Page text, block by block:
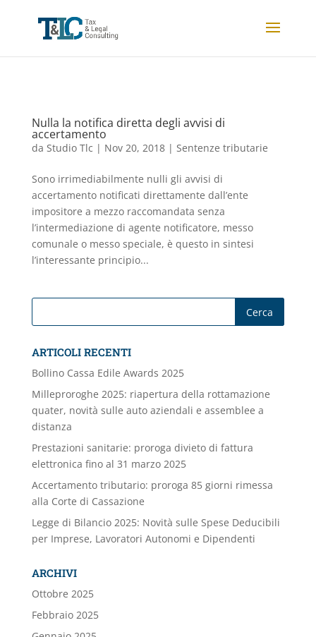
Nulla la notifica diretta degli avvisi di
accertamento
da Studio Tlc | Nov 20, 2018| Sentenze tributarie
Sono irrimediabilmente nulli gli avvisi di
accertamento notificati direttamente dall’ente
impositore a mezzo raccomandata senza
l’intermediazione di agente notificatore, messo
comunale o messo speciale, è questo in sintesi
l’interessante principio...
ARTICOLI RECENTI
Bollino Cassa Edile Awards 2025
Milleproroghe 2025: riapertura della rottamazione
quater, novità sulle auto aziendali e assemblee a
distanza
Prestazioni sanitarie: proroga divieto di fattura
elettronica fino al 31 marzo 2025
Accertamento tributario: proroga 85 giorni rimessa
alla Corte di Cassazione
Legge di Bilancio 2025: Novità sulle Spese Deducibili
per Imprese, Lavoratori Autonomi e Dipendenti
ARCHIVI
Ottobre 2025
Febbraio 2025